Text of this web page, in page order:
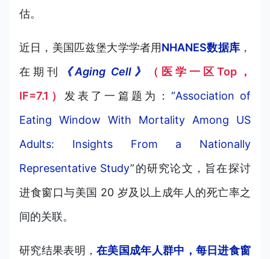
估。
近日，美国匹兹堡大学学者用NHANES数据库 ，
在期刊
《Aging Cell》
（医学一区Top，
IF=7.1） 发表了一篇题为： “Association of
Eating Window With Mortality Among US
Adults: Insights From a Nationally
Representative Study”的研究论文，旨在探讨
进食窗口与美国 20 岁及以上成年人的死亡率之
间的关联。
研究结果表明，在美国成年人群中，每日进食窗